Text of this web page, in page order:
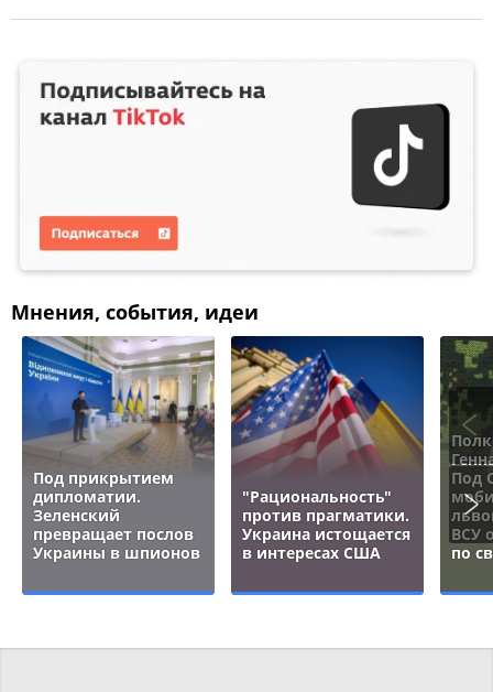
Мнения, события, идеи
Под прикрытием
дипломатии.
Зеленский
превращает послов
Украины в шпионов
"Рациональность"
против прагматики.
Украина истощается
в интересах США
Под
ВСУ
по